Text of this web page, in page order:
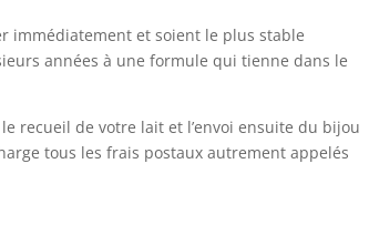
immédiatement et soient le plus stable
années à une formule qui tienne dans le
recueil de votre lait et l’envoi ensuite du bijou
tous les frais postaux autrement appelés